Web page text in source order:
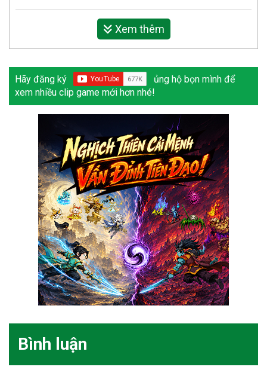
Xem thêm
Hãy đăng ký
ủng hộ bọn mình để
xem nhiều clip game mới hơn nhé!
Bình luận